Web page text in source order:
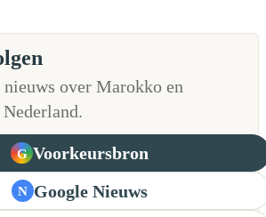
over Marokko en
G Voorkeursbron
N Google Nieuws